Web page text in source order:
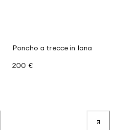
Poncho a trecce in lana
200 €